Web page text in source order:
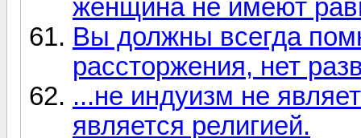
женщина не имеют
Вы должны всегда
рассторжения, нет
...не индуизм не
является религией.